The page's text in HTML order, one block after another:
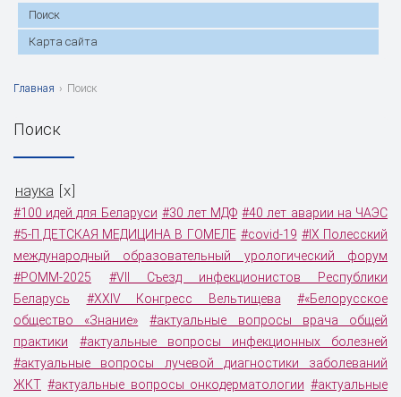
Поиск
Карта сайта
Главная › Поиск
Поиск
наука x
#100 идей для Беларуси #30 лет МДФ #40 лет аварии на ЧАЭС
#5-П ДЕТСКАЯ МЕДИЦИНА В ГОМЕЛЕ #covid-19 #IX Полесский
международный образовательный урологический форум
#POMM-2025
#VII Съезд инфекционистов Республики
Беларусь
#XXIV Конгресс Вельтищева
#«Белорусское
общество «Знание»
#актуальные вопросы врача общей
практики
#актуальные вопросы инфекционных болезней
#актуальные вопросы лучевой диагностики заболеваний
ЖКТ #актуальные вопросы онкодерматологии #актуальные